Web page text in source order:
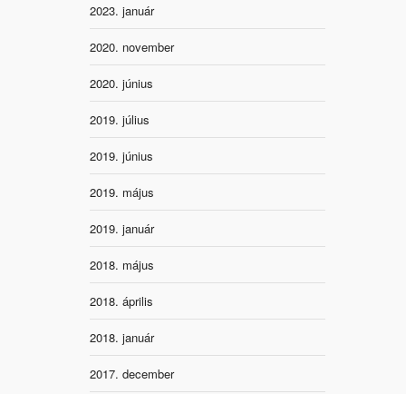
2023. január
2020. november
2020. június
2019. július
2019. június
2019. május
2019. január
2018. május
2018. április
2018. január
2017. december